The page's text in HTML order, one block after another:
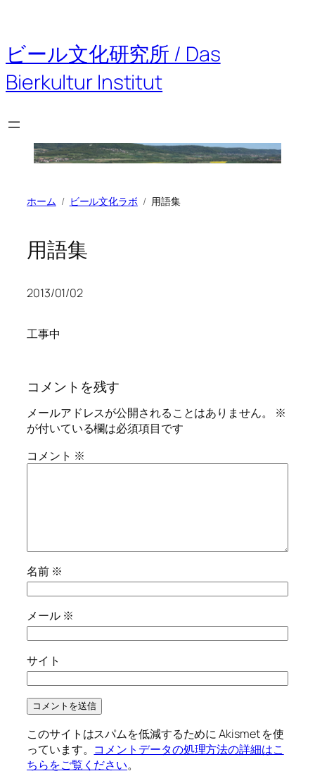
ビール文化研究所 / Das
Bierkultur Institut
ホーム ビール文化ラボ 用語集
用語集
2013/01/02
工事中
コメントを残す
メールアドレスが公開されることはありません。
※
が付いている欄は必須項目です
コメント ※
名前 ※
メール ※
サイト
このサイトはスパムを低減するために Akismet を使
っています。 コメントデータの処理方法の詳細はこ
ちらをご覧ください。